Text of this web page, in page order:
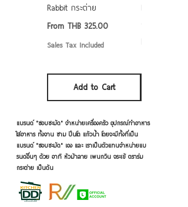
Rabbit กระต่าย
From THB 325.00
Sale Price
Sales Tax Included
Add to Cart
แบรนด์ "ชอบชะมัด" จำหน่ายเครื่องครัว อุปกรณ์ทำอาหาร
ใส่อาหาร ทั้งจาน ชาม ปิ่นโต แก้วน้ำ โดยจะมีทั้งที่เป็น
แบรนด์ "ชอบชะมัด" เอง และ เราเป็นตัวแทนจำหน่ายแบ
รนด์อื่นๆ ด้วย อาทิ หัวม้าลาย เพนกวิน จระเข้ ตราร่ม
กระต่าย เป็นต้น